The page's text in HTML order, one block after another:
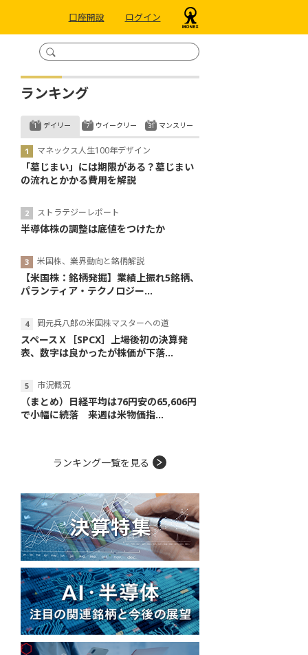
口座開設 ログイン
ランキング
デイリー
マネックス人生100年デザイン
「墓じまい」には期限がある？墓じまい
の流れとかかる費用を解説
ストラテジーレポート
半導体株の調整は底値をつけたか
米国株、業界動向と銘柄解説
【米国株：銘柄発掘】業績上振れ5銘柄、
パランティア・テクノロジー...
岡元兵八郎の米国株マスターへの道
スペースＸ［SPCX］上場後初の決算発
表、数字は良かったが株価が下落...
市況概況
（まとめ）日経平均は76円安の65,606円
で小幅に続落 来週は米物価指...
ウイークリー マンスリー
ランキング一覧を見る